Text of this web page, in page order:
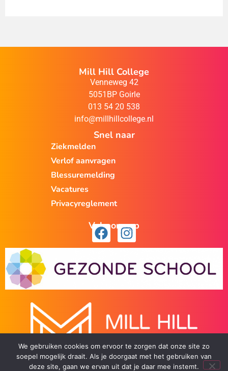
Mill Hill College
Venneweg 42
5051BP Goirle
013 54 20 538
info@millhillcollege.nl
Snel naar
Ziekmelden
Verlof aanvragen
Blessuremelding
Vacatures
Privacyreglement
Volg ons op
We gebruiken cookies om ervoor te zorgen dat onze site zo
soepel mogelijk draait. Als je doorgaat met het gebruiken van
deze site, gaan we ervan uit dat je daar mee instemt.